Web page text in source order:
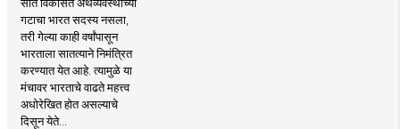
गटाचा भारत सदस्य नसला,
तरी गेल्या काही वर्षांपासून
भारताला सातत्याने निमंत्रित
करण्यात येत आहे. त्यामुळे या
मंचावर भारताचे वाढते महत्त्व
अधोरेखित होत असल्याचे
दिसून येते...